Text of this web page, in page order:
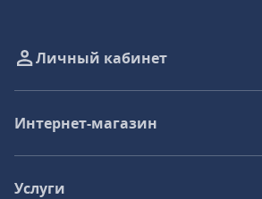
Личный кабинет
Интернет-магазин
Услуги